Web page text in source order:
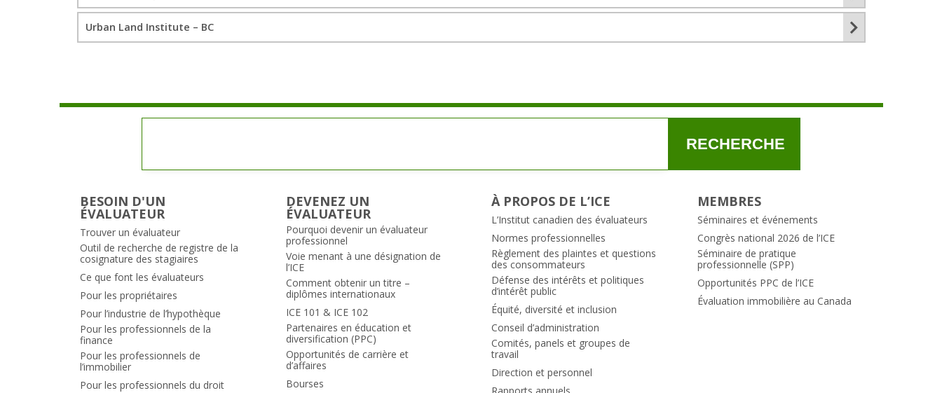
Urban Land Institute – BC
RECHERCHE
BESOIN D'UN
ÉVALUATEUR
Trouver un évaluateur
Outil de recherche de registre de la
cosignature des stagiaires
Ce que font les évaluateurs
Pour les propriétaires
Pour l’industrie de l’hypothèque
Pour les professionnels de la
finance
Pour les professionnels de
l’immobilier
Pour les professionnels du droit
DEVENEZ UN
ÉVALUATEUR
Pourquoi devenir un évaluateur
professionnel
Voie menant à une désignation de
l’ICE
Comment obtenir un titre –
diplômes internationaux
ICE 101 & ICE 102
Partenaires en éducation et
diversification (PPC)
Opportunités de carrière et
d’affaires
Bourses
À PROPOS DE L’ICE
L’Institut canadien des évaluateurs
Normes professionnelles
Règlement des plaintes et questions
des consommateurs
Défense des intérêts et politiques
d’intérêt public
Équité, diversité et inclusion
Conseil d’administration
Comités, panels et groupes de
travail
Direction et personnel
MEMBRES
Séminaires et événements
Congrès national 2026 de l’ICE
Séminaire de pratique
professionnelle (SPP)
Opportunités PPC de l’ICE
Évaluation immobilière au Canada